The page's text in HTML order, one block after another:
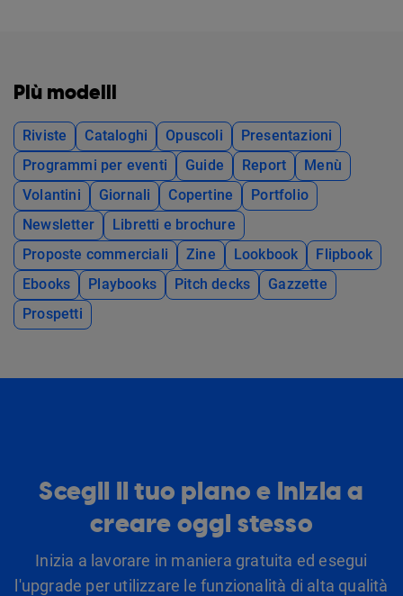
Più modelli
Riviste Cataloghi Opuscoli
Presentazioni
Programmi per eventi
Guide Report
Menù
Volantini
Giornali Copertine
Portfolio
Newsletter
Libretti e brochure
Proposte commerciali
Zine Lookbook
Flipbook
Ebooks
Playbooks Pitch decks
Gazzette
Prospetti
Scegli il tuo piano e inizia a
creare oggi stesso
Inizia a lavorare in maniera gratuita ed esegui
l'upgrade per utilizzare le funzionalità di alta qualità